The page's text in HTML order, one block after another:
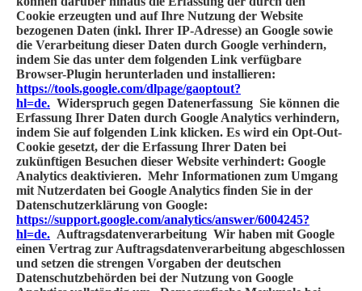
Cookie erzeugten und auf Ihre Nutzung der Website
bezogenen Daten (inkl. Ihrer IP-Adresse) an Google sowie
die Verarbeitung dieser Daten durch Google verhindern,
indem Sie das unter dem folgenden Link verfügbare
Browser-Plugin herunterladen und installieren:
https://tools.google.com/dlpage/gaoptout?
hl=de. Widerspruch gegen Datenerfassung Sie können die
Erfassung Ihrer Daten durch Google Analytics verhindern,
indem Sie auf folgenden Link klicken. Es wird ein Opt-Out-
Cookie gesetzt, der die Erfassung Ihrer Daten bei
zukünftigen Besuchen dieser Website verhindert: Google
Analytics deaktivieren. Mehr Informationen zum Umgang
mit Nutzerdaten bei Google Analytics finden Sie in der
Datenschutzerklärung von Google:
https://support.google.com/analytics/answer/6004245?
hl=de. Auftragsdatenverarbeitung Wir haben mit Google
einen Vertrag zur Auftragsdatenverarbeitung abgeschlossen
und setzen die strengen Vorgaben der deutschen
Datenschutzbehörden bei der Nutzung von Google